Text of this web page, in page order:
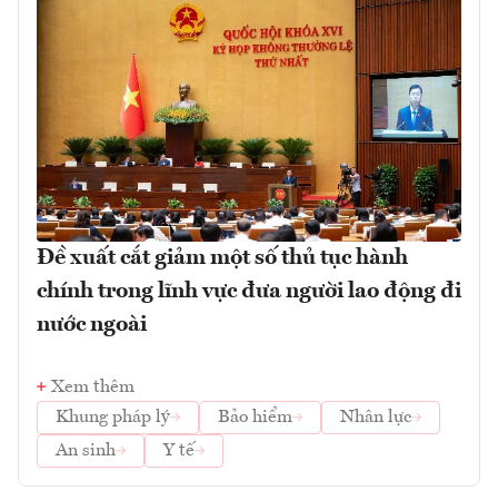
Đề xuất cắt giảm một số thủ tục hành
chính trong lĩnh vực đưa người lao động đi
nước ngoài
Xem thêm
Khung pháp lý
Bảo hiểm
Nhân lực
An sinh
Y tế